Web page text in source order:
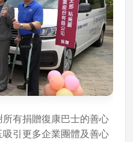
有捐贈復康巴士的善心
引更多企業團體及善心